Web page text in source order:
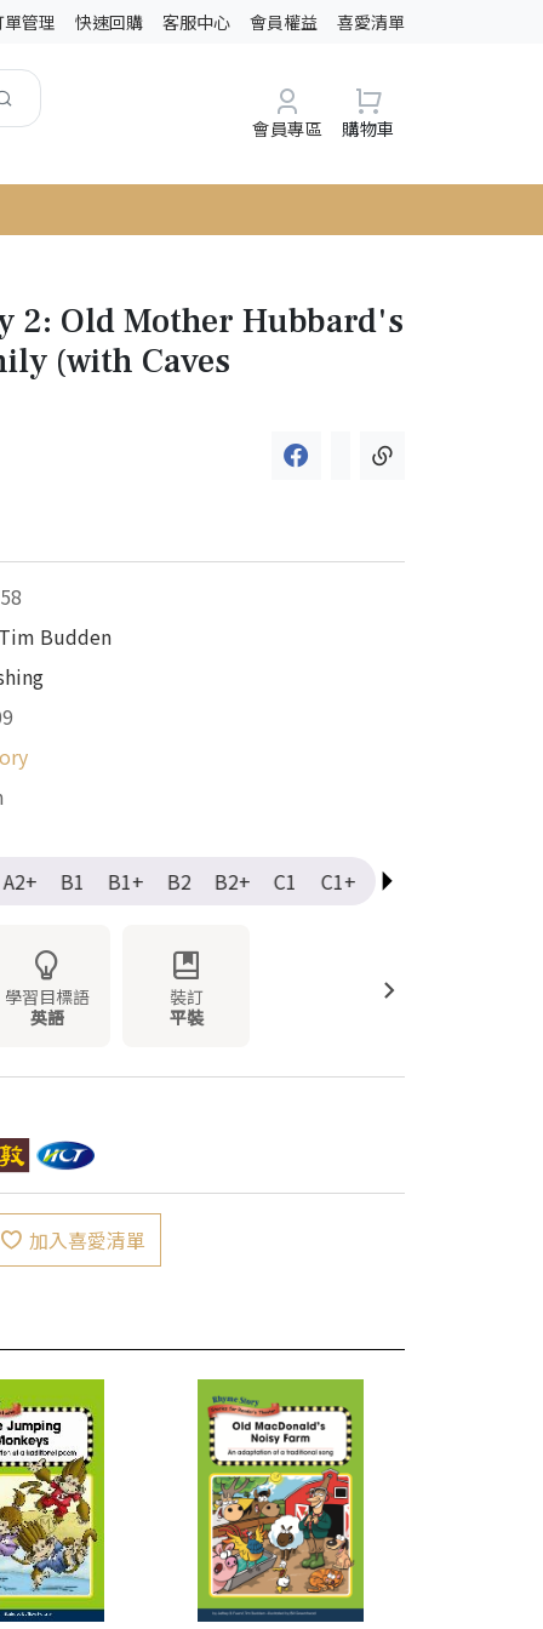
單管理 快速回購 客服中心 會員權益 喜愛清單
會員專區 購物車
2: Old Mother Hubbard's
(with Caves
Budden
A2+ B1 B1+ B2 B2+ C1 C1+ C2
學習目標語
英語
裝訂
平裝
加入喜愛清單